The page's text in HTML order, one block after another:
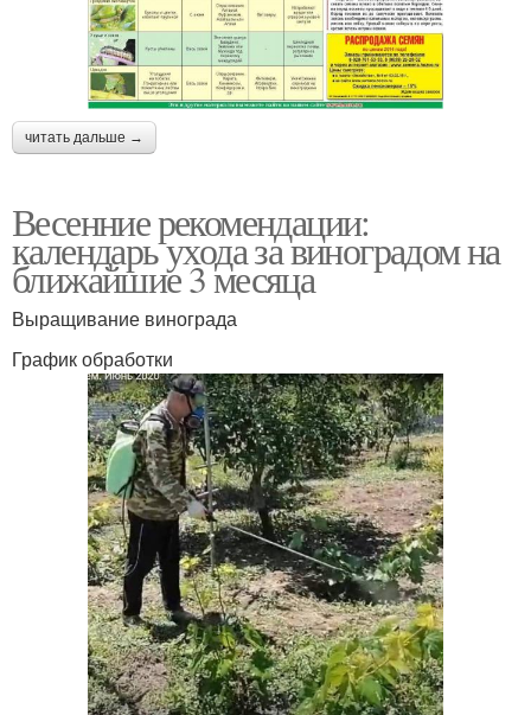
читать дальше →
Весенние рекомендации:
календарь ухода за виноградом на
ближайшие 3 месяца
Выращивание винограда
График обработки